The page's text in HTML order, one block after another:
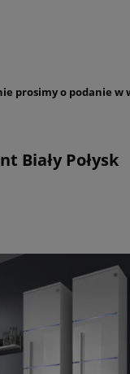
prosimy o podanie
Biały